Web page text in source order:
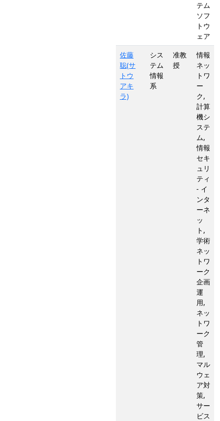
テム
ソフ
トウ
ェア
佐藤
聡(サ
トウ
アキ
ラ)
シス
テム
情報
系
准教
授
情報
ネッ
トワ
ー
ク,
計算
機シ
ステ
ム,
情報
セキ
ュリ
ティ
- イ
ンタ
ーネ
ッ
ト,
学術
ネッ
トワ
ーク
企画
運
用,
ネッ
トワ
ーク
管
理,
マル
ウェ
ア対
策,
サー
ビス